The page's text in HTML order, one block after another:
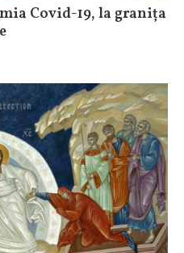
Covid-19, la granița